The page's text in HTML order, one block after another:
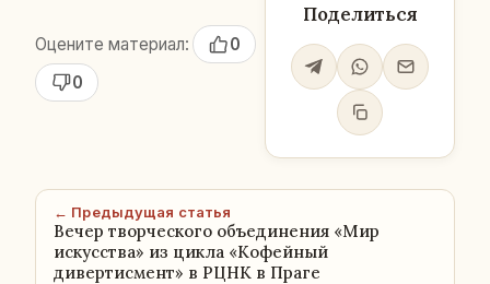
Оцените материал:
0
0
Поделиться
← Предыдущая статья
Вечер творческого объединения «Мир
искусства» из цикла «Кофейный
дивертисмент» в РЦНК в Праге